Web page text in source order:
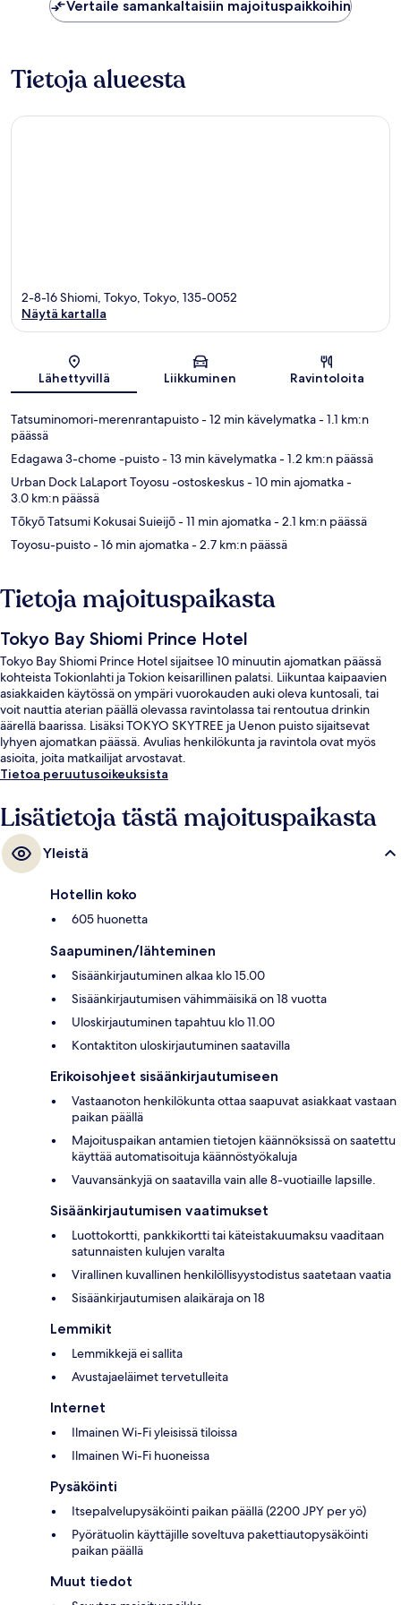
arvosteluaVertaile samankaltaisiin majoituspaikkoihin
Tietoja alueesta
Kartta
2-8-16 Shiomi, Tokyo, Tokyo, 135-0052
Näytä kartalla
Lähettyvillä Liikkuminen Ravintoloita
Tatsuminomori-merenrantapuisto- 12 min kävelymatka- 1.1 km:n
päässä
Edagawa 3-chome -puisto- 13 min kävelymatka- 1.2 km:n päässä
Urban Dock LaLaport Toyosu -ostoskeskus- 10 min ajomatka-
3.0 km:n päässä
Tōkyō Tatsumi Kokusai Suieijō- 11 min ajomatka- 2.1 km:n päässä
Toyosu-puisto- 16 min ajomatka- 2.7 km:n päässä
Tietoja majoituspaikasta
Tokyo Bay Shiomi Prince Hotel
Tokyo Bay Shiomi Prince Hotel sijaitsee 10 minuutin ajomatkan päässä
kohteista Tokionlahti ja Tokion keisarillinen palatsi. Liikuntaa kaipaavien
asiakkaiden käytössä on ympäri vuorokauden auki oleva kuntosali, tai
voit nauttia aterian päällä olevassa ravintolassa tai rentoutua drinkin
äärellä baarissa. Lisäksi TOKYO SKYTREE ja Uenon puisto sijaitsevat
lyhyen ajomatkan päässä. Avulias henkilökunta ja ravintola ovat myös
asioita, joita matkailijat arvostavat.
Tietoa peruutusoikeuksista
Lisätietoja tästä majoituspaikasta
Yleistä
Hotellin koko
605 huonetta
Saapuminen/lähteminen
Sisäänkirjautuminen alkaa klo 15.00
Sisäänkirjautumisen vähimmäisikä on 18 vuotta
Uloskirjautuminen tapahtuu klo 11.00
Kontaktiton uloskirjautuminen saatavilla
Erikoisohjeet sisäänkirjautumiseen
Vastaanoton henkilökunta ottaa saapuvat asiakkaat vastaan
paikan päällä
Majoituspaikan antamien tietojen käännöksissä on saatettu
käyttää automatisoituja käännöstyökaluja
Vauvansänkyjä on saatavilla vain alle 8-vuotiaille lapsille.
Sisäänkirjautumisen vaatimukset
Luottokortti, pankkikortti tai käteistakuumaksu vaaditaan
satunnaisten kulujen varalta
Virallinen kuvallinen henkilöllisyystodistus saatetaan vaatia
Sisäänkirjautumisen alaikäraja on 18
Lemmikit
Lemmikkejä ei sallita
Avustajaeläimet tervetulleita
Internet
Ilmainen Wi-Fi yleisissä tiloissa
Ilmainen Wi-Fi huoneissa
Pysäköinti
Itsepalvelupysäköinti paikan päällä (2200 JPY per yö)
Pyörätuolin käyttäjille soveltuva pakettiautopysäköinti
paikan päällä
Muut tiedot